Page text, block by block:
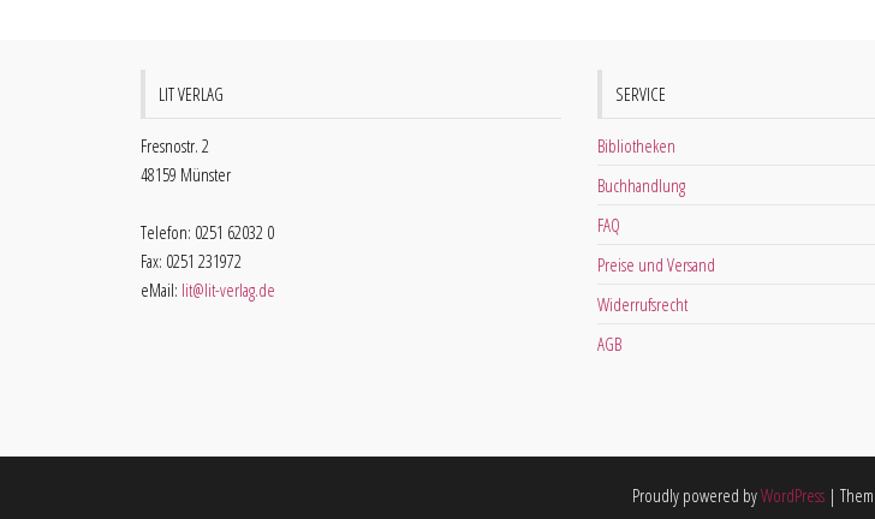
LIT VERLAG
Fresnostr. 2
48159 Münster
Telefon: 0251 62032 0
Fax: 0251 231972
eMail: lit@lit-verlag.de
SERVICE
Bibliotheken
Buchhandlung
FAQ
Preise und Versand
Widerrufsrecht
AGB
Proudly powered byWordPress |